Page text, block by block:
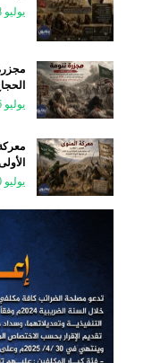
يوليو 28, 2026
يوليو 26, 2026
يوليو 20, 2026